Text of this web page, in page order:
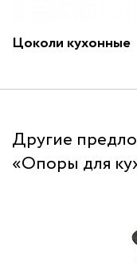
Цоколи кухонные
Другие
«Опоры для